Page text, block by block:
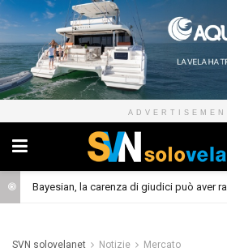
Skaw A, il 40 piedi da crociera con prua
SVN solovelanet Notizie Mercato